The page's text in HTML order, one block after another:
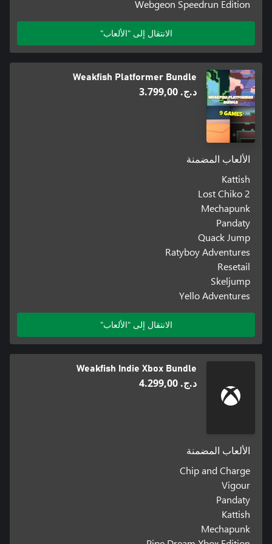
Webgeon Speedrun Edition
الانتقال إلى "الألعاب"
Weakfish Platformer Bundle
د.ج.‏ 3.799,00
الألعاب المضمنة
Kattish
Lost Chiko 2
Mechapunk
Pandaty
Quack Jump
Ratyboy Adventures
Resetail
Skeljump
Yello Adventures
الانتقال إلى "الألعاب"
Weakfish Indie Xbox Bundle
د.ج.‏ 4.299,00
الألعاب المضمنة
Chip and Charge
Vigour
Pandaty
Kattish
Mechapunk